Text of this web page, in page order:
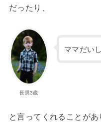
だったり、
長男3歳
ママだい
と言ってくれることが